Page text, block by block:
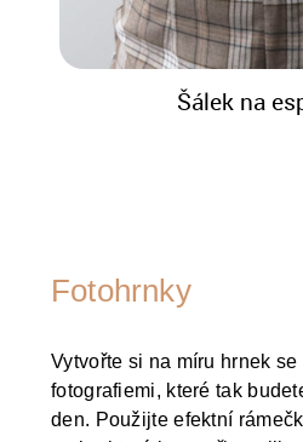
Šálek na
Fotohrnky
Vytvořte si na míru hrnek
fotografiemi, které tak
den. Použijte efektní